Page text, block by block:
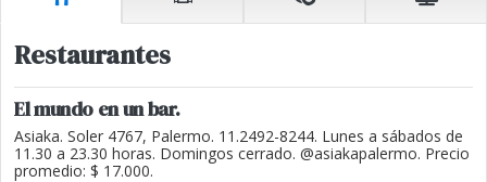
Restaurantes
El mundo en un bar.
Asiaka. Soler 4767, Palermo. 11.2492-8244. Lunes a sábados de
11.30 a 23.30 horas. Domingos cerrado. @asiakapalermo. Precio
promedio: $ 17.000.